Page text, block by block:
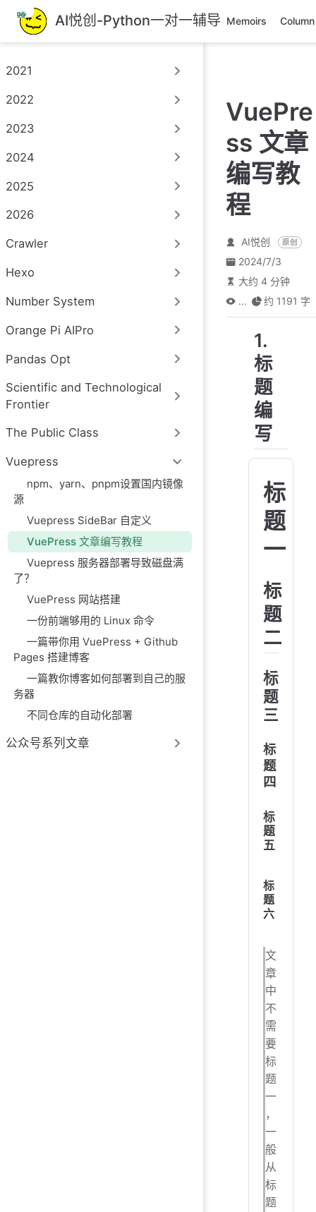
跳
至
主
內
AI悦创-Python一对一辅导 Memoirs Column
2021
2022
2023
2024
2025
2026
Crawler
Hexo
Number System
Orange Pi AIPro
Pandas Opt
Scientific and Technological
Frontier
The Public Class
Vuepress
npm、yarn、pnpm设置国内镜像
源
Vuepress SideBar 自定义
VuePress 文章编写教程
Vuepress 服务器部署导致磁盘满
了？
VuePress 网站搭建
一份前端够用的 Linux 命令
一篇带你用 VuePress + Github
Pages 搭建博客
一篇教你博客如何部署到自己的服
务器
不同仓库的自动化部署
公众号系列文章
VuePre
ss 文章
编写教
程
AI悦创 原创
2024/7/3
大约 4 分钟
...
约 1191 字
1.
标
题
编
写
标
题
一
标
题
二
标
题
三
标
题
四
标
题
五
标
题
六
文
章
中
不
需
要
标
题
一
，
一
般
从
标
题